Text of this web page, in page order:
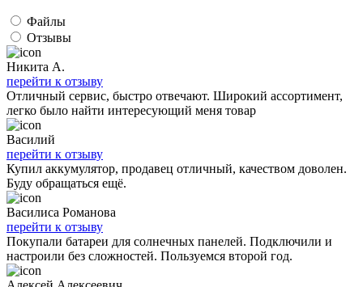
Файлы
Отзывы
Никита А.
перейти к отзыву
Отличный сервис, быстро отвечают. Широкий ассортимент,
легко было найти интересующий меня товар
Василий
перейти к отзыву
Купил аккумулятор, продавец отличный, качеством доволен.
Буду обращаться ещё.
Василиса Романова
перейти к отзыву
Покупали батареи для солнечных панелей. Подключили и
настроили без сложностей. Пользуемся второй год.